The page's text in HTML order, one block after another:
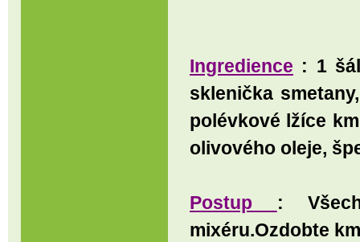
Ingredience : 1
sklenička
polévkové lžíce
olivového oleje,
Postup :
mixéru.Ozdobte